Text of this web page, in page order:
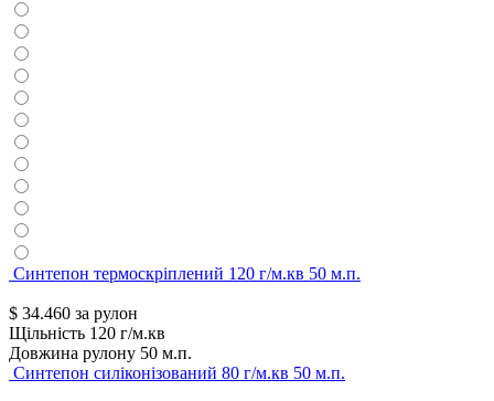
Синтепон термоскріплений 120 г/м.кв 50 м.п.
$ 34.460 за рулон
Щільність 120 г/м.кв
Довжина рулону 50 м.п.
Синтепон силіконізований 80 г/м.кв 50 м.п.